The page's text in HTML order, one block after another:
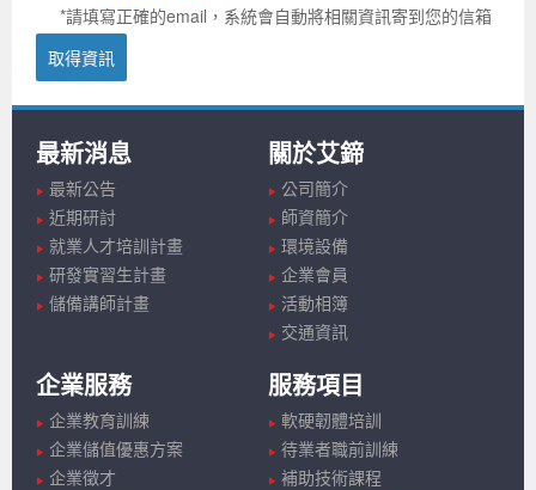
*請填寫正確的email，系統會自動將相關資訊寄到您的信箱
取得資訊
最新消息
最新公告
近期研討
就業人才培訓計畫
研發實習生計畫
儲備講師計畫
關於艾鍗
公司簡介
師資簡介
環境設備
企業會員
活動相簿
交通資訊
企業服務
企業教育訓練
企業儲值優惠方案
企業徵才
服務項目
軟硬韌體培訓
待業者職前訓練
補助技術課程